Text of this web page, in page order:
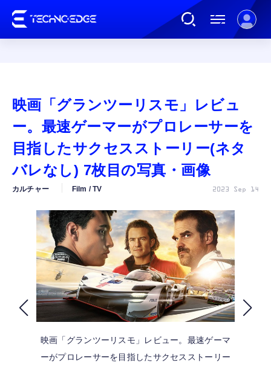
AI
ガジェット
カルチャー
公式ストア
FOLLOW US
映画「グランツーリスモ」レビュ
ー。最速ゲーマーがプロレーサーを
目指したサクセスストーリー(ネタ
バレなし) 7枚目の写真・画像
カルチャー Film / TV 2023 Sep 14
映画「グランツーリスモ」レビュー。最速ゲーマ
ーがプロレーサーを目指したサクセスストーリー